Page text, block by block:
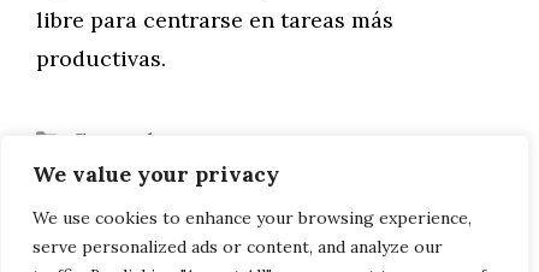
We value your privacy
We use cookies to enhance your browsing experience,
serve personalized ads or content, and analyze our
libre para centrarse en tareas más
productivas.
Categorías
General
El aprendiz y el Lamborghini Aventador
Consejos para diseñar un espacio
pequeño